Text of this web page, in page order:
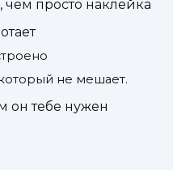
просто наклейка
не мешает.
он тебе нужен